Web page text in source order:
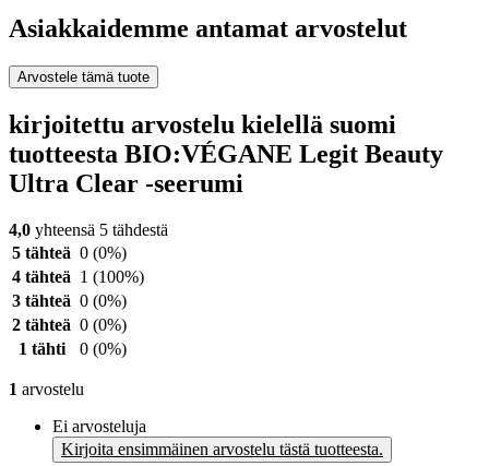
Asiakkaidemme antamat arvostelut
Arvostele tämä tuote
kirjoitettu arvostelu kielellä suomi
tuotteesta BIO:VÉGANE Legit Beauty
Ultra Clear -seerumi
4,0 yhteensä 5 tähdestä
5 tähteä 0 (0%)
4 tähteä 1 (100%)
3 tähteä 0 (0%)
2 tähteä 0 (0%)
1 tähti
0 (0%)
1 arvostelu
Ei arvosteluja
Kirjoita ensimmäinen arvostelu tästä tuotteesta.